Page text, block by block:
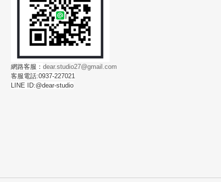
網路客服：dear.studio27@gmail.com
客服電話:0937-227021
LINE ID:@dear-studio